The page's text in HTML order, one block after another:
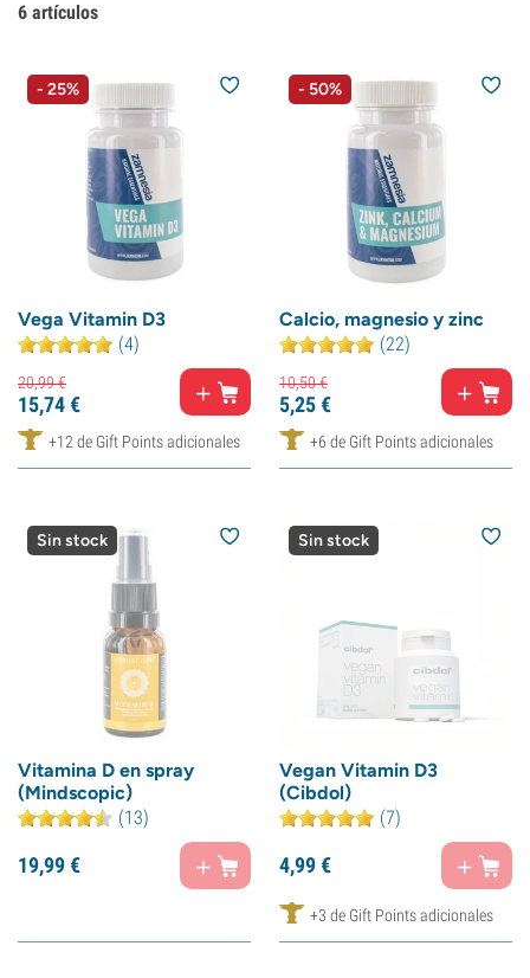
6 artículos
- 25%
Vega Vitamin D3
(4)
20,99€
15,74€
+12 de Gift Points adicionales
- 50%
Calcio, magnesio y zinc
(22)
10,50€
5,25€
+6 de Gift Points adicionales
Sin stock
Vitamina D en spray
(Mindscopic)
(13)
19,99€
Sin stock
Vegan Vitamin D3
(Cibdol)
(7)
4,99€
+3 de Gift Points adicionales